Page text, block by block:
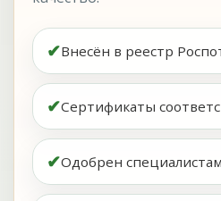
✔Внесён в реестр
✔Сертификаты
✔Одобрен